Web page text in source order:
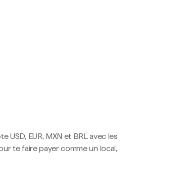
EUR, MXN et BRL avec les
te faire payer comme un local,